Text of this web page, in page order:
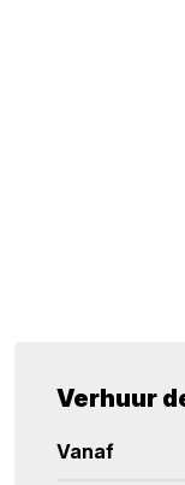
Verhuur
Vanaf